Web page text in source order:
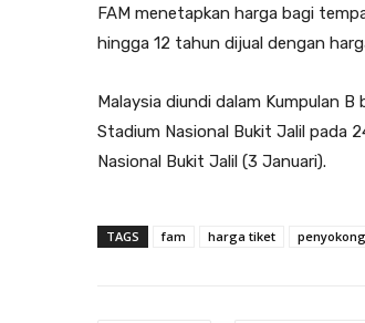
FAM menetapkan harga bagi
hingga 12 tahun dijual dengan
Malaysia diundi dalam Kumpulan
Stadium Nasional Bukit Jalil pada
Nasional Bukit Jalil (3 Januari).
TAGS fam harga tiket